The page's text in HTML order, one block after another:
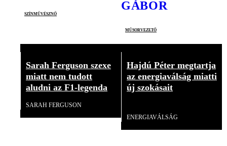
színművésznő
GÁBOR
műsorvezető
Sarah Ferguson szexe
miatt nem tudott
aludni az F1-legenda
SARAH FERGUSON
Hajdú Péter megtartja
az energiaválság miatti
új szokásait
ENERGIAVÁLSÁG